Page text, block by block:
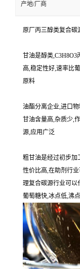
产地/厂商
原厂丙三醇类复合碳
甘油是醇类,C3H8O3
高,稳定性好,速率比
原料
油酯分离企业,进口
甘油含量高,杂质少,
源,应用广泛
粗甘油是经过初步加
性价比高,在助剂行
理复合碳源行业可以
葡萄糖快,冰点低,沸